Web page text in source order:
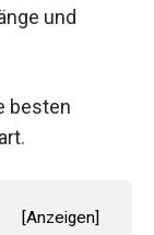
und
besten
[Anzeigen]